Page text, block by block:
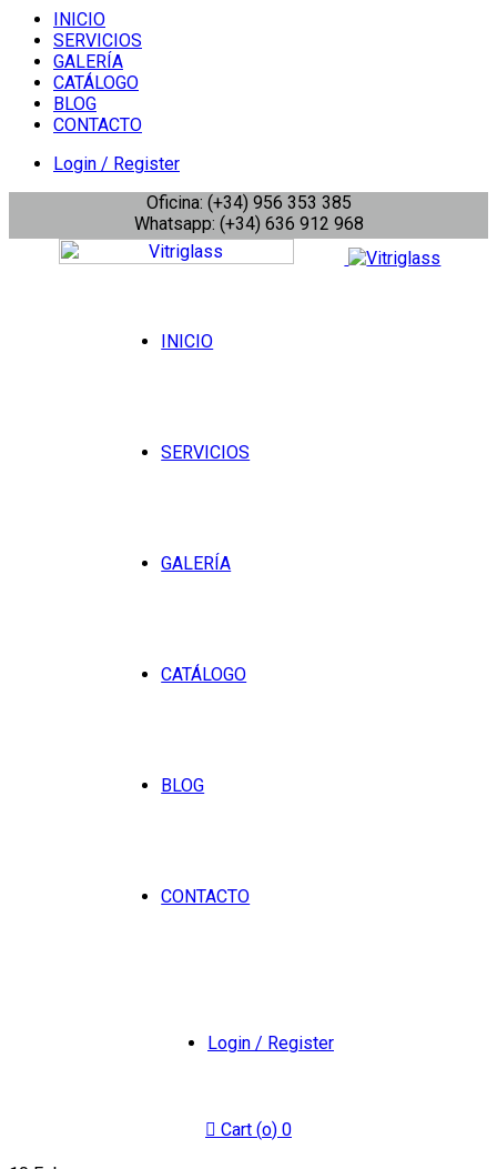
INICIO
SERVICIOS
GALERÍA
CATÁLOGO
BLOG
CONTACTO
Login / Register
Oficina: (+34) 956 353 385
Whatsapp: (+34) 636 912 968
INICIO
SERVICIOS
GALERÍA
CATÁLOGO
BLOG
CONTACTO
Login / Register
Cart (o) 0